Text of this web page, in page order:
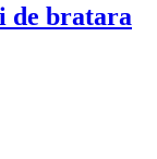
de bratara